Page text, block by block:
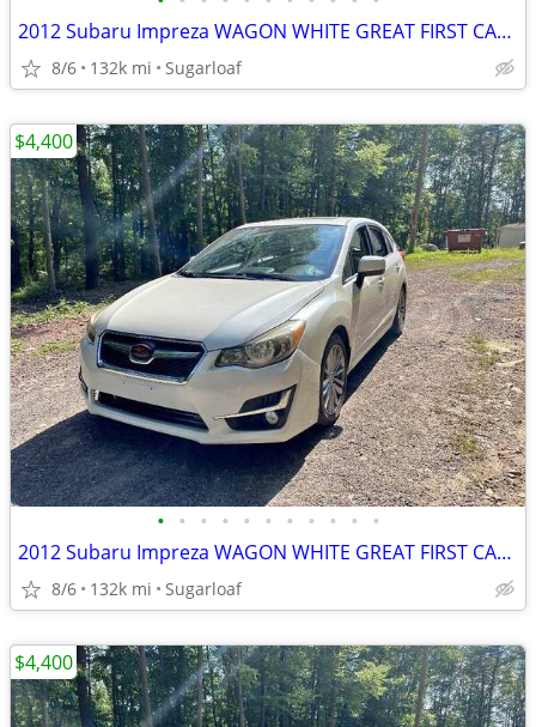
2012 Subaru Impreza WAGON WHITE GREAT FIRST CAR AWD GREAT ON GAS L@@K
8/6 132k mi Sugarloaf
• • • • • • • • • • •
2012 Subaru Impreza WAGON WHITE GREAT FIRST CAR AWD GREAT ON GAS L@@K
8/6 132k mi Sugarloaf
$4,400
$4,400